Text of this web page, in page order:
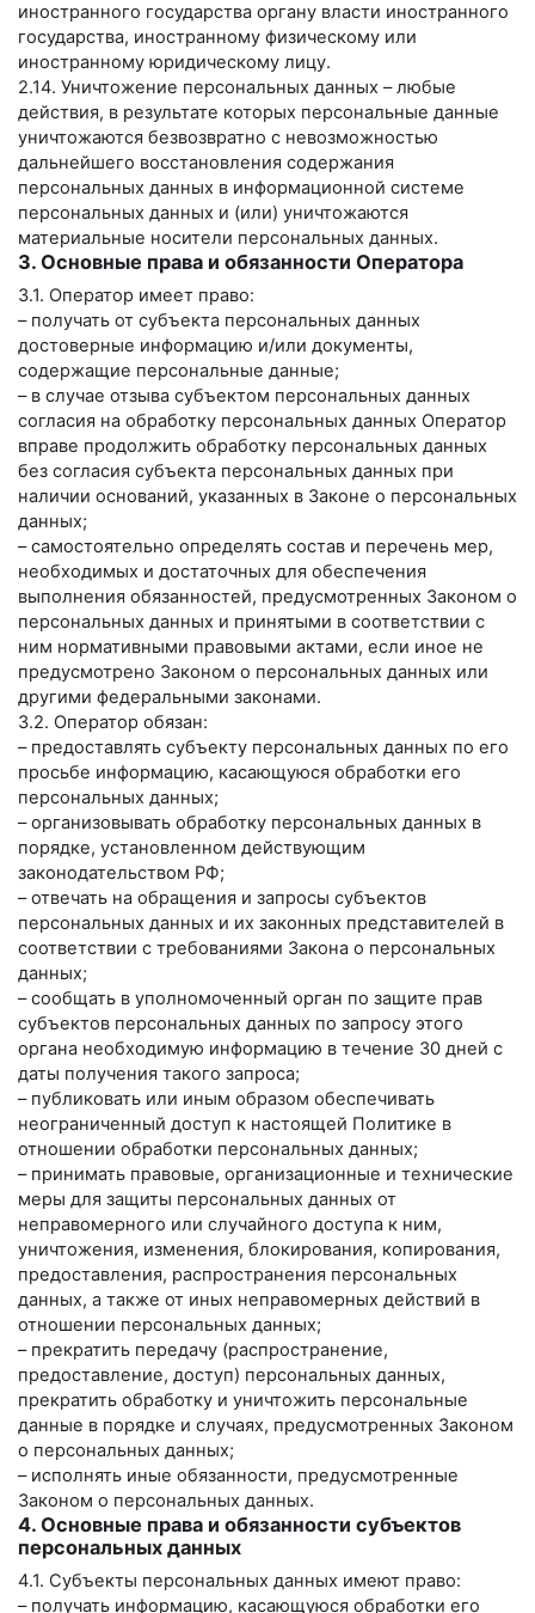
иностранного государства органу власти иностранного
государства, иностранному физическому или
иностранному юридическому лицу.
2.14. Уничтожение персональных данных – любые
действия, в результате которых персональные данные
уничтожаются безвозвратно с невозможностью
дальнейшего восстановления содержания
персональных данных в информационной системе
персональных данных и (или) уничтожаются
материальные носители персональных данных.
3. Основные права и обязанности Оператора
3.1. Оператор имеет право:
– получать от субъекта персональных данных
достоверные информацию и/или документы,
содержащие персональные данные;
– в случае отзыва субъектом персональных данных
согласия на обработку персональных данных Оператор
вправе продолжить обработку персональных данных
без согласия субъекта персональных данных при
наличии оснований, указанных в Законе о персональных
данных;
– самостоятельно определять состав и перечень мер,
необходимых и достаточных для обеспечения
выполнения обязанностей, предусмотренных Законом о
персональных данных и принятыми в соответствии с
ним нормативными правовыми актами, если иное не
предусмотрено Законом о персональных данных или
другими федеральными законами.
3.2. Оператор обязан:
– предоставлять субъекту персональных данных по его
просьбе информацию, касающуюся обработки его
персональных данных;
– организовывать обработку персональных данных в
порядке, установленном действующим
законодательством РФ;
– отвечать на обращения и запросы субъектов
персональных данных и их законных представителей в
соответствии с требованиями Закона о персональных
данных;
– сообщать в уполномоченный орган по защите прав
субъектов персональных данных по запросу этого
органа необходимую информацию в течение 30 дней с
даты получения такого запроса;
– публиковать или иным образом обеспечивать
неограниченный доступ к настоящей Политике в
отношении обработки персональных данных;
– принимать правовые, организационные и технические
меры для защиты персональных данных от
неправомерного или случайного доступа к ним,
уничтожения, изменения, блокирования, копирования,
предоставления, распространения персональных
данных, а также от иных неправомерных действий в
отношении персональных данных;
– прекратить передачу (распространение,
предоставление, доступ) персональных данных,
прекратить обработку и уничтожить персональные
данные в порядке и случаях, предусмотренных Законом
о персональных данных;
– исполнять иные обязанности, предусмотренные
Законом о персональных данных.
4. Основные права и обязанности субъектов
персональных данных
4.1. Субъекты персональных данных имеют право:
– получать информацию, касающуюся обработки его